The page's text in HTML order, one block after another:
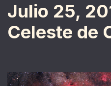
Julio 25,
Celeste de